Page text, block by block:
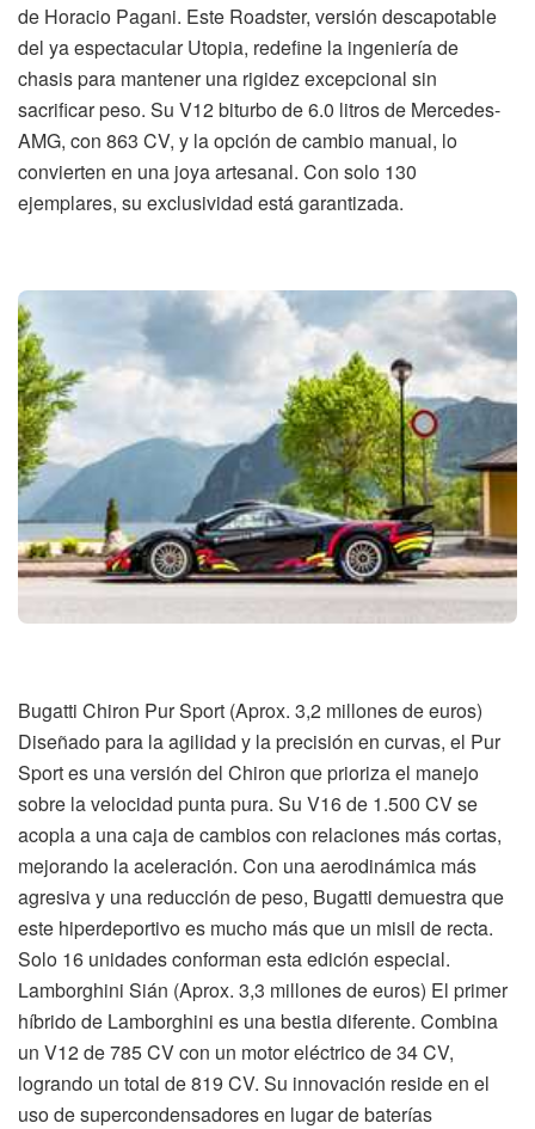
de Horacio Pagani. Este Roadster, versión descapotable
del ya espectacular Utopia, redefine la ingeniería de
chasis para mantener una rigidez excepcional sin
sacrificar peso. Su V12 biturbo de 6.0 litros de Mercedes-
AMG, con 863 CV, y la opción de cambio manual, lo
convierten en una joya artesanal. Con solo 130
ejemplares, su exclusividad está garantizada.
Bugatti Chiron Pur Sport (Aprox. 3,2 millones de euros)
Diseñado para la agilidad y la precisión en curvas, el Pur
Sport es una versión del Chiron que prioriza el manejo
sobre la velocidad punta pura. Su V16 de 1.500 CV se
acopla a una caja de cambios con relaciones más cortas,
mejorando la aceleración. Con una aerodinámica más
agresiva y una reducción de peso, Bugatti demuestra que
este hiperdeportivo es mucho más que un misil de recta.
Solo 16 unidades conforman esta edición especial.
Lamborghini Sián (Aprox. 3,3 millones de euros) El primer
híbrido de Lamborghini es una bestia diferente. Combina
un V12 de 785 CV con un motor eléctrico de 34 CV,
logrando un total de 819 CV. Su innovación reside en el
uso de supercondensadores en lugar de baterías